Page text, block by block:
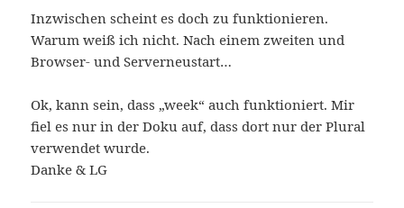
Inzwischen scheint es doch zu funktionieren.
Warum weiß ich nicht. Nach einem zweiten und
Browser- und Serverneustart…
Ok, kann sein, dass „week“ auch funktioniert. Mir
fiel es nur in der Doku auf, dass dort nur der Plural
verwendet wurde.
Danke & LG